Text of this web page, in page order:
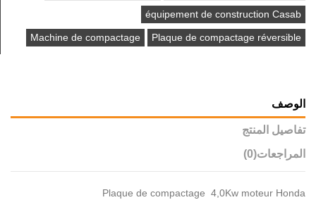
équipement de construction Casab
Plaque de compactage réversible
Machine de compactage
الوصف
تفاصيل المنتج
المراجعات(0)
Plaque de compactage 4,0Kw moteur Honda